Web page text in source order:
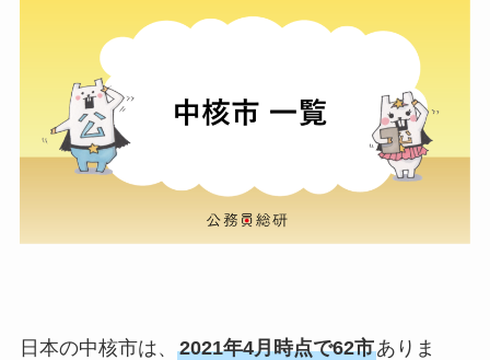
日本の中核市は、 2021年4月時点で62市ありま